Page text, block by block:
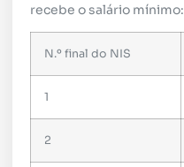
recebe o salário mínimo:
N.º final do NIS
1
2